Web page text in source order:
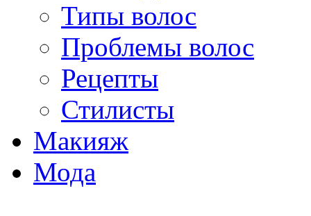
Типы волос
Проблемы волос
Рецепты
Стилисты
Макияж
Мода